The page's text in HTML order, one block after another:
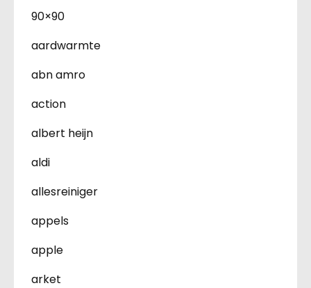
90×90
aardwarmte
abn amro
action
albert heijn
aldi
allesreiniger
appels
apple
arket